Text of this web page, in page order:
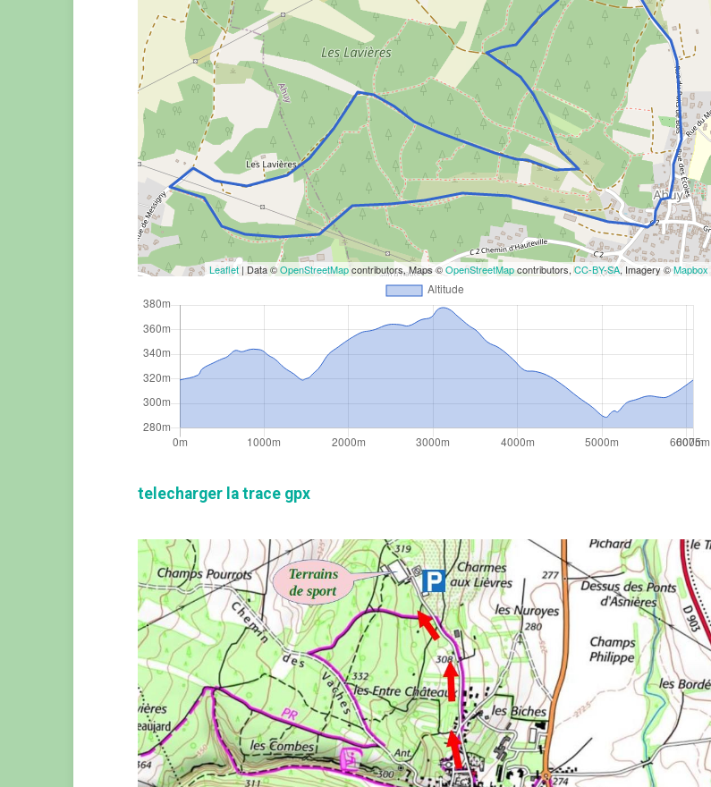
Leaflet | Data ©OpenStreetMapcontributors, Maps ©OpenStreetMapcontributors,CC-BY-SA, Imagery ©Mapbox
telecharger la trace gpx